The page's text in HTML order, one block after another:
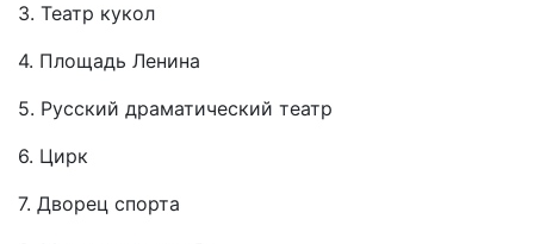
3. Театр кукол
4. Площадь Ленина
5. Русский драматический театр
6. Цирк
7. Дворец спорта